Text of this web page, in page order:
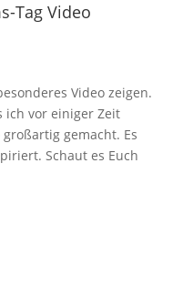
Tag Video
Video zeigen.
ich vor einiger Zeit
gemacht. Es
Schaut es Euch